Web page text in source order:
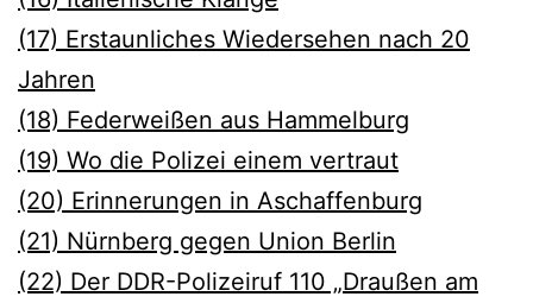
(17) Erstaunliches Wiedersehen nach 20
Jahren
(18) Federweißen aus Hammelburg
(19) Wo die Polizei einem vertraut
(20) Erinnerungen in Aschaffenburg
(21) Nürnberg gegen Union Berlin
(22) Der DDR-Polizeiruf 110 „Draußen am